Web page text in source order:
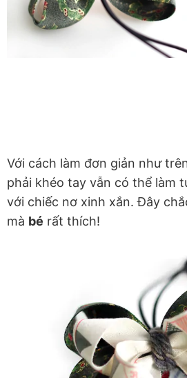
Với cách làm đơn giản như
phải khéo tay vẫn có thể làm
với chiếc nơ xinh xắn. Đây
mà bé rất thích!